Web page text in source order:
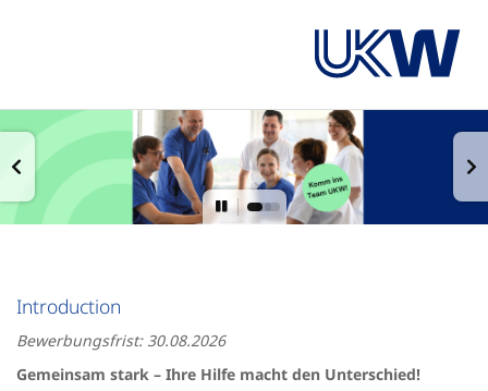
Introduction
Bewerbungsfrist: 30.08.2026
Gemeinsam stark – Ihre Hilfe macht den Unterschied!